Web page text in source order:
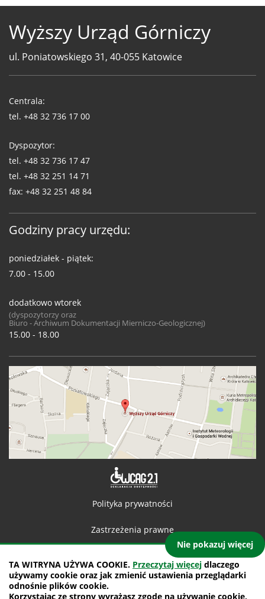
TA WITRYNA UŻYWA COOKIE. Przeczytaj więcej dlaczego
używamy cookie oraz jak zmienić ustawienia przeglądarki
odnośnie plików cookie.
Korzystając ze strony wyrażasz zgodę na używanie cookie,
Nie pokazuj więcej
Wyższy Urząd Górniczy
ul. Poniatowskiego 31, 40-055 Katowice
WUG
Centrala:
tel. +48 32 736 17 00
Dyspozytor:
tel. +48 32 736 17 47
tel. +48 32 251 14 71
fax: +48 32 251 48 84
Godziny pracy urzędu:
poniedziałek - piątek:
7.00 - 15.00
dodatkowo wtorek
(dyspozytorzy oraz
Biuro - Archiwum Dokumentacji Mierniczo-Geologicznej)
15.00 - 18.00
Polityka prywatności
Zastrzeżenia prawne
Mapa witryny